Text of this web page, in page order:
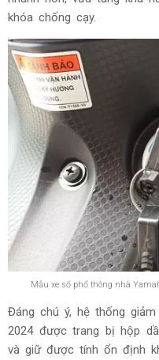
khóa chống cạy.
Mẫu xe số phổ thông nhà
Đáng chú ý, hệ thống
2024 được trang bị hộp
và giữ được tính ổn định